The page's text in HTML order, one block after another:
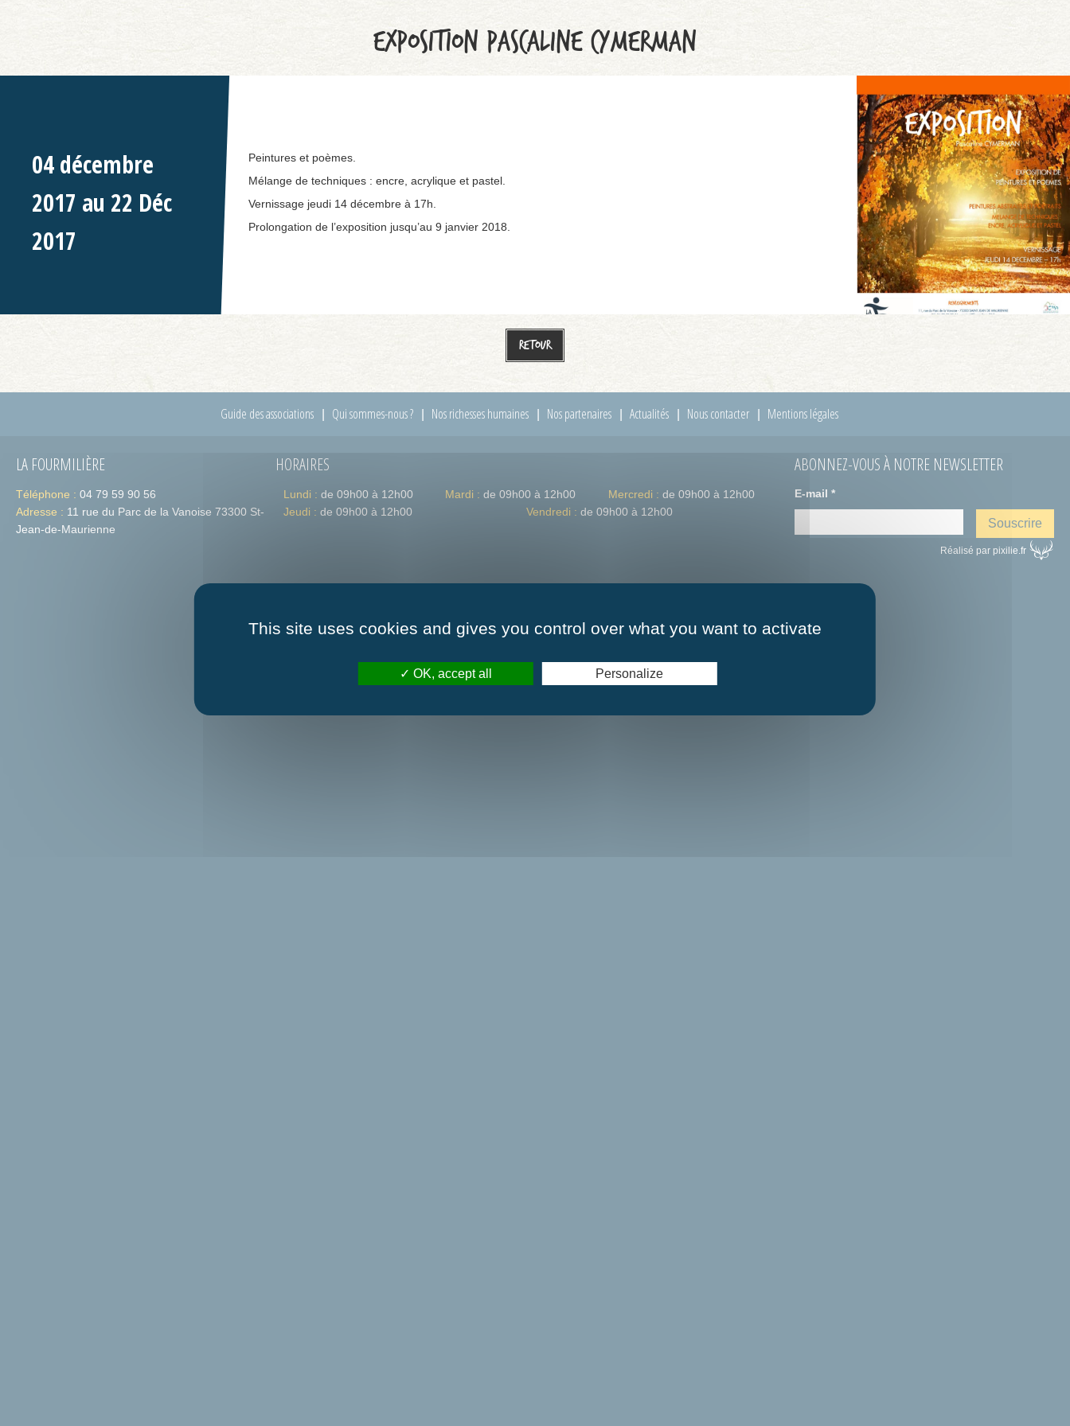
EXPOSITION PASCALINE CYMERMAN
04 décembre
2017 au 22 Déc
2017
Peintures et poèmes.
Mélange de techniques : encre, acrylique et pastel.
Vernissage jeudi 14 décembre à 17h.
Prolongation de l’exposition jusqu’au 9 janvier 2018.
Retour
Guide des associations Qui sommes-nous ? Nos richesses humaines Nos partenaires Actualités Nous contacter Mentions légales
LA FOURMILIÈRE
Téléphone : 04 79 59 90 56
Adresse : 11 rue du Parc de la Vanoise 73300 St-
Jean-de-Maurienne
ABONNEZ-VOUS À NOTRE NEWSLETTER
E-mail *
HORAIRES
Lundi : de 09h00 à 12h00 Mardi : de 09h00 à 12h00 Mercredi : de 09h00 à 12h00
Jeudi : de 09h00 à 12h00 Vendredi : de 09h00 à 12h00
Réalisé par pixilie.fr
This site uses cookies and gives you control over what you want to activate
OK, accept all Personalize